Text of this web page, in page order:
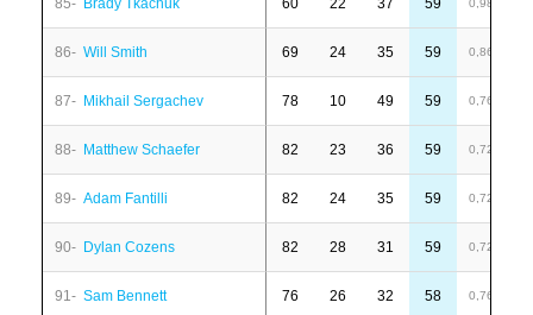
85- Brady Tkachuk 60 22 37 59 0,98
86- Will Smith 69 24 35 59 0,86
87- Mikhail Sergachev 78 10 49 59 0,76
88- Matthew Schaefer 82 23 36 59 0,72
89- Adam Fantilli 82 24 35 59 0,72
90- Dylan Cozens 82 28 31 59 0,72
91- Sam Bennett 76 26 32 58 0,76